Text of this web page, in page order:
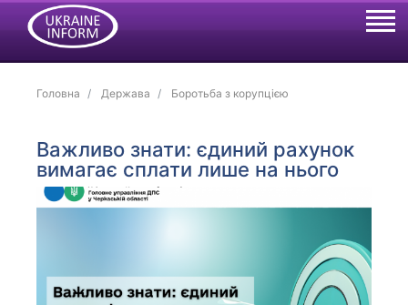
Головна Держава Боротьба з корупцією
Важливо знати: єдиний рахунок
вимагає сплати лише на нього